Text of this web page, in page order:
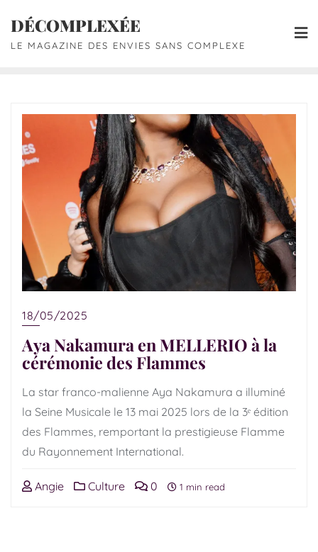
DÉCOMPLEXÉE
LE MAGAZINE DES ENVIES SANS COMPLEXE
18/05/2025
Aya Nakamura en MELLERIO à la
cérémonie des Flammes
La star franco-malienne Aya Nakamura a illuminé
la Seine Musicale le 13 mai 2025 lors de la 3ᵉ édition
des Flammes, remportant la prestigieuse Flamme
du Rayonnement International.
Angie Culture 0 1 min read